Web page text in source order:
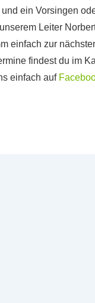
ein Vorsingen
Leiter
einfach zur
findest du im
einfach auf